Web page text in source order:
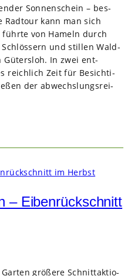
Son­nen­schein – bes­
Rad­tour kann man sich
von Hameln durch
und stil­len Wald­
Güters­loh. In zwei ent­
reich­lich Zeit für Besich­ti­
der abwechs­lungs­rei­
– Eibenrückschnitt
grö­ßere Schnitt­ak­tio­